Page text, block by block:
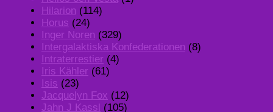
Hilarion (114)
Horus (24)
Inger Noren (329)
Intergalaktiska Konfederationen (8)
Intraterrestier (4)
Iris Kähler (61)
Isis (23)
Jacquelyn Fox (12)
Jahn J Kassl (105)